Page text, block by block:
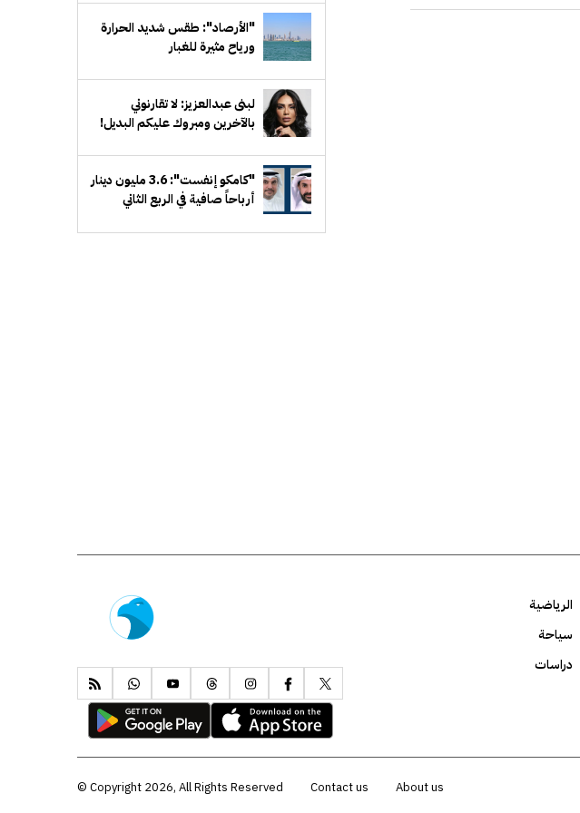
"الأرصاد": طقس شديد الحرارة
ورياح مثيرة للغبار
لبنى عبدالعزيز: لا تقارنوني
بالآخرين ومبروك عليكم البديل!
"كامكو إنفست": 3.6 مليون دينار
أرباحاً صافية في الربع الثاني
الرياضية
سياحة
دراسات
About us
Contact us
Copyright 2026, All Rights Reserved ©